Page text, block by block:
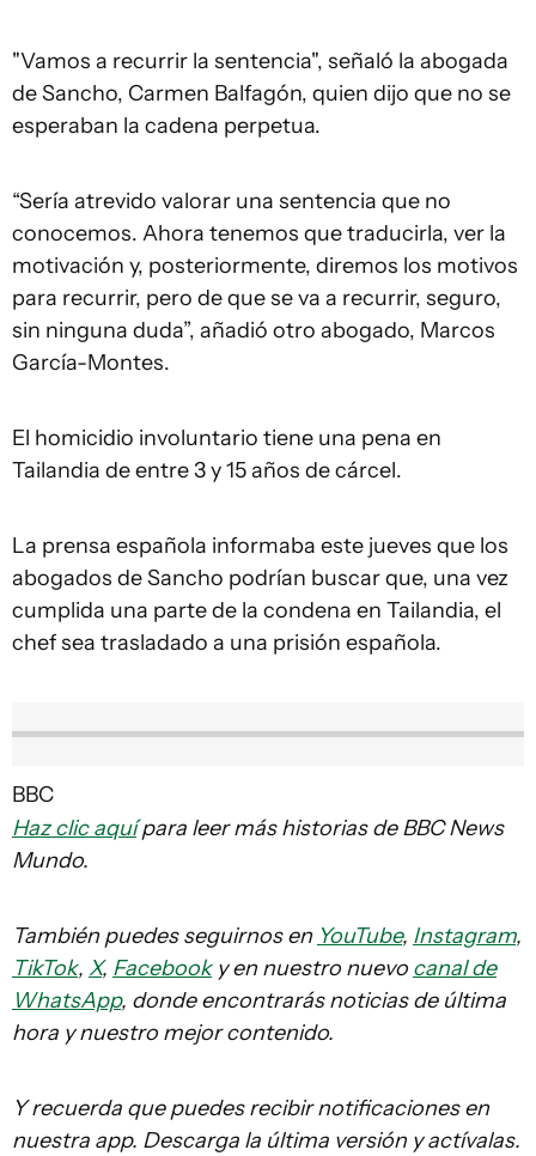
"Vamos a recurrir la sentencia", señaló la abogada
de Sancho, Carmen Balfagón, quien dijo que no se
esperaban la cadena perpetua.
“Sería atrevido valorar una sentencia que no
conocemos. Ahora tenemos que traducirla, ver la
motivación y, posteriormente, diremos los motivos
para recurrir, pero de que se va a recurrir, seguro,
sin ninguna duda”, añadió otro abogado, Marcos
García-Montes.
El homicidio involuntario tiene una pena en
Tailandia de entre 3 y 15 años de cárcel.
La prensa española informaba este jueves que los
abogados de Sancho podrían buscar que, una vez
cumplida una parte de la condena en Tailandia, el
chef sea trasladado a una prisión española.
BBC
Haz clic aquípara leer más historias de BBC News
Mundo.
También puedes seguirnos en YouTube, Instagram,
TikTok, X, Facebooky en nuestro nuevo canal de
WhatsApp, donde encontrarás noticias de última
hora y nuestro mejor contenido.
Y recuerda que puedes recibir notificaciones en
nuestra app. Descarga la última versión y actívalas.